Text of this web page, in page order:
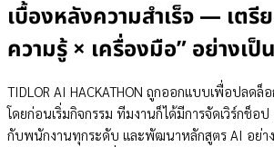
เบื้องหลังความสำเร็จ — เตรี
ความรู้ × เครื่องมือ” อย่างเป็
TIDLOR AI HACKATHON ถูกออกแบบเพื่อปลด
โดยก่อนเริ่มกิจกรรม ทีมงานก็ได้มีการจัดเวิร์กช็อ
กับพนักงานทุกระดับ และพัฒนาหลักสูตร AI อย่าง